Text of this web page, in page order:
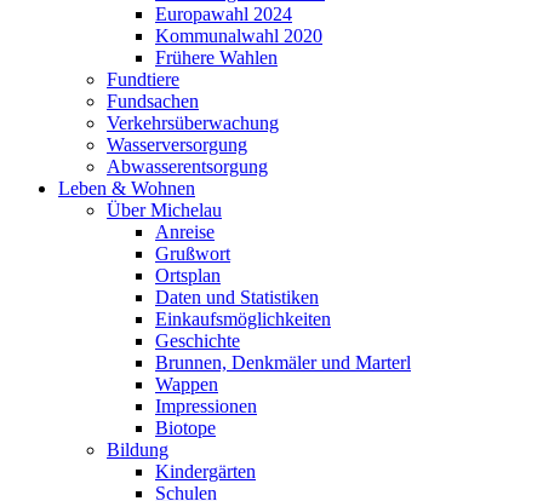
Europawahl 2024
Kommunalwahl 2020
Frühere Wahlen
Fundtiere
Fundsachen
Verkehrsüberwachung
Wasserversorgung
Abwasserentsorgung
Leben & Wohnen
Über Michelau
Anreise
Grußwort
Ortsplan
Daten und Statistiken
Einkaufsmöglichkeiten
Geschichte
Brunnen, Denkmäler und Marterl
Wappen
Impressionen
Biotope
Bildung
Kindergärten
Schulen